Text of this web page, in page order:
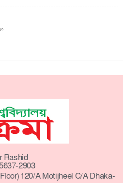
Rashid
2903
120/A Motijheel C/A Dhaka-